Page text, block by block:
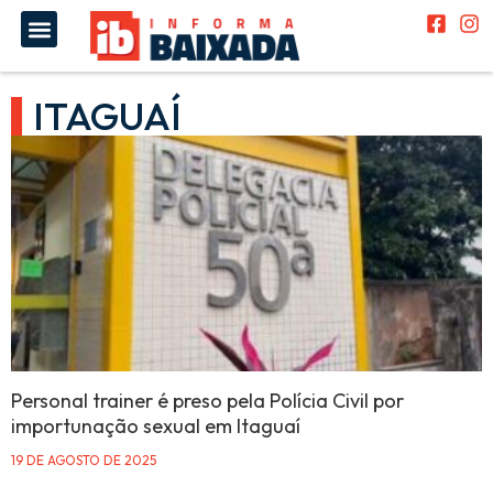
ITAGUAÍ
Personal trainer é preso pela Polícia Civil por
importunação sexual em Itaguaí
19 DE AGOSTO DE 2025